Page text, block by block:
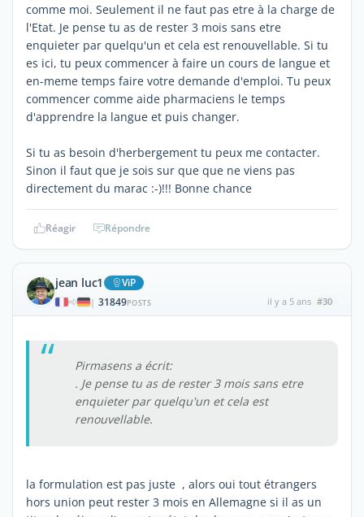
comme moi. Seulement il ne faut pas etre à la charge de
l'Etat. Je pense tu as de rester 3 mois sans etre
enquieter par quelqu'un et cela est renouvellable. Si tu
es ici, tu peux commencer à faire un cours de langue et
en-meme temps faire votre demande d'emploi. Tu peux
commencer comme aide pharmaciens le temps
d'apprendre la langue et puis changer.
Si tu as besoin d'herbergement tu peux me contacter.
Sinon il faut que je sois sur que que ne viens pas
directement du marac :-)!!! Bonne chance
Réagir Répondre
jean luc1 ViP
| 31849POSTS il y a 5 ans #30
Pirmasens a écrit:
. Je pense tu as de rester 3 mois sans etre
enquieter par quelqu'un et cela est
renouvellable.
la formulation est pas juste , alors oui tout étrangers
hors union peut rester 3 mois en Allemagne si il as un